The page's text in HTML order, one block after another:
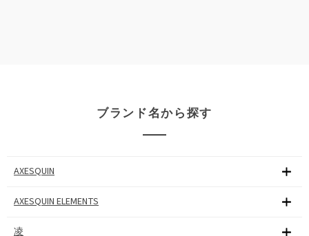
ブランド名から探す
AXESQUIN
AXESQUIN ELEMENTS
凌